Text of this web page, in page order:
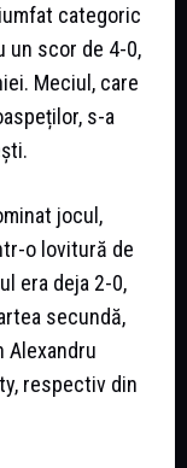
categoric
un scor de 4-0,
Meciul, care
s-a
jocul,
o lovitură de
era deja 2-0,
secundă,
Alexandru
respectiv din